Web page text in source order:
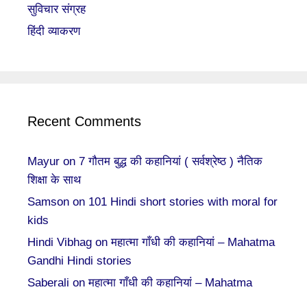
सुविचार संग्रह
हिंदी व्याकरण
Recent Comments
Mayur on 7 गौतम बुद्ध की कहानियां ( सर्वश्रेष्ठ ) नैतिक
शिक्षा के साथ
Samson on 101 Hindi short stories with moral for
kids
Hindi Vibhag onमहात्मा गाँधी की कहानियां – Mahatma
Gandhi Hindi stories
Saberali onमहात्मा गाँधी की कहानियां – Mahatma